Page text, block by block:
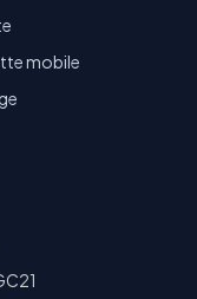
mobile